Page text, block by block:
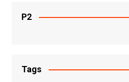
P2
Tags